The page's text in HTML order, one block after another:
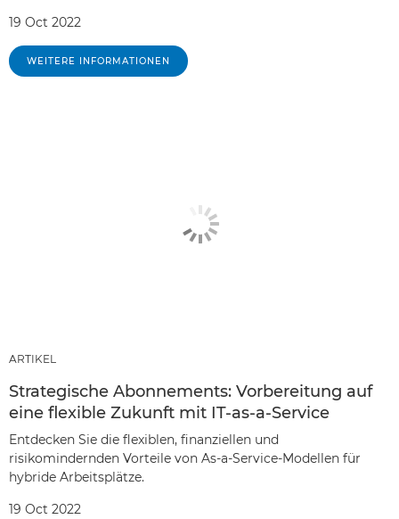
19 Oct 2022
WEITERE INFORMATIONEN
ARTIKEL
Strategische Abonnements: Vorbereitung auf
eine flexible Zukunft mit IT-as-a-Service
Entdecken Sie die flexiblen, finanziellen und
risikomindernden Vorteile von As-a-Service-Modellen für
hybride Arbeitsplätze.
19 Oct 2022